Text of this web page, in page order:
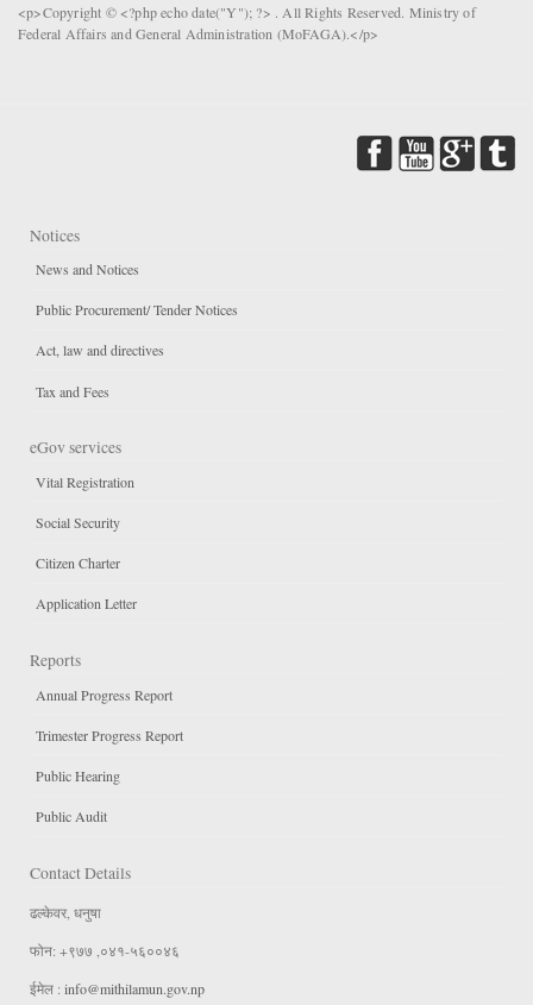
<p>Copyright © <?php echo date("Y"); ?> . All Rights Reserved. Ministry of
Federal Affairs and General Administration (MoFAGA).</p>
Notices
News and Notices
Public Procurement/ Tender Notices
Act, law and directives
Tax and Fees
eGov services
Vital Registration
Social Security
Citizen Charter
Application Letter
Reports
Annual Progress Report
Trimester Progress Report
Public Hearing
Public Audit
Contact Details
ढल्केवर, धनुषा
फोन: +९७७ ,०४१-५६००४६
ईमेल : info@mithilamun.gov.np